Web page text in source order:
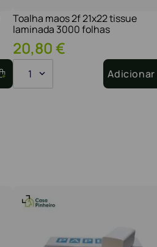
Toalha maos 2f 21x22 tissue
laminada 3000 folhas
20,80€
1 Adicionar